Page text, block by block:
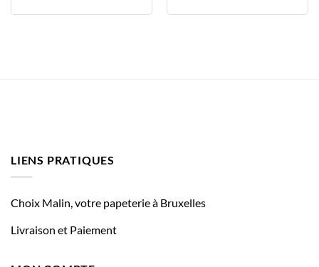
LIENS PRATIQUES
Choix Malin, votre papeterie à Bruxelles
Livraison et Paiement